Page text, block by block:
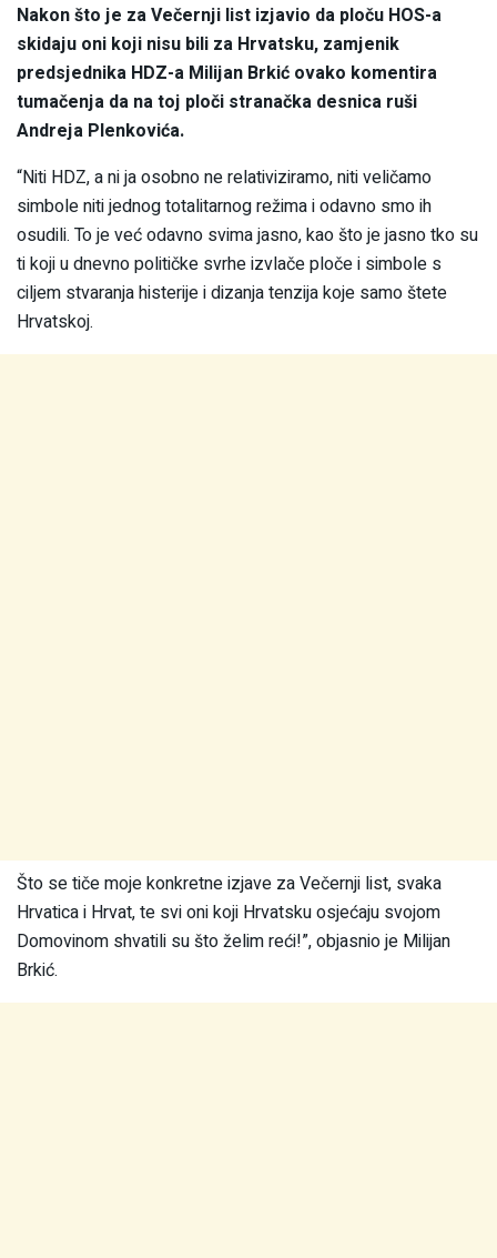
Nakon što je za Večernji list izjavio da ploču HOS-a
skidaju oni koji nisu bili za Hrvatsku, zamjenik
predsjednika HDZ-a Milijan Brkić ovako komentira
tumačenja da na toj ploči stranačka desnica ruši
Andreja Plenkovića.
“Niti HDZ, a ni ja osobno ne relativiziramo, niti veličamo
simbole niti jednog totalitarnog režima i odavno smo ih
osudili. To je već odavno svima jasno, kao što je jasno tko su
ti koji u dnevno političke svrhe izvlače ploče i simbole s
ciljem stvaranja histerije i dizanja tenzija koje samo štete
Hrvatskoj.
Što se tiče moje konkretne izjave za Večernji list, svaka
Hrvatica i Hrvat, te svi oni koji Hrvatsku osjećaju svojom
Domovinom shvatili su što želim reći!”, objasnio je Milijan
Brkić.